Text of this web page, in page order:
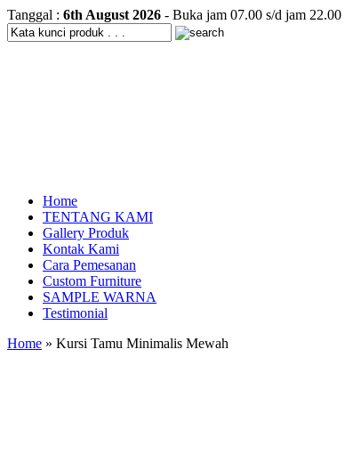
Tanggal : 6th August 2026 - Buka jam 07.00 s/d jam 22.00
Home
TENTANG KAMI
Gallery Produk
Kontak Kami
Cara Pemesanan
Custom Furniture
SAMPLE WARNA
Testimonial
Home » Kursi Tamu Minimalis Mewah